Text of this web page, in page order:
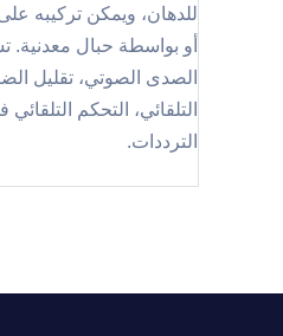
للدهان، ويمكن تركيبه
أو بواسطة حبال معدنية.
الصدى الصوتي، تقليل
التلقائي، التحكم
الترددات.